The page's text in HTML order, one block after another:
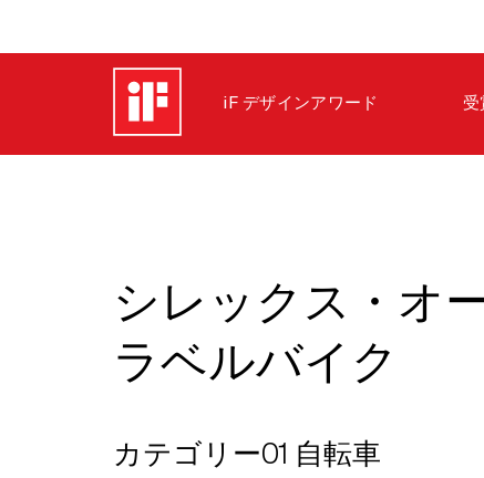
iF デザインアワード 受
シレックス・オ
ラベルバイク
カテゴリー01 自転車